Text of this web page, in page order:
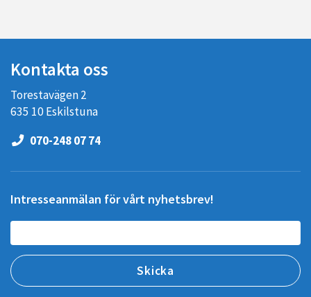
Kontakta oss
Torestavägen 2
635 10 Eskilstuna
070-248 07 74
Intresseanmälan för vårt nyhetsbrev!